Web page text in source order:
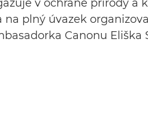
v ochraně přírody a
plný úvazek
Canonu Eliška